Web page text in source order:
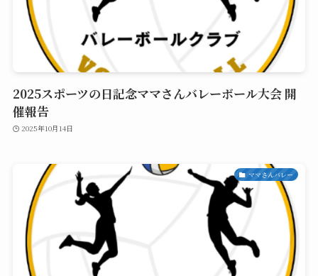
2025スポーツの日記念ママさんバレーボール大会 開
催報告
2025年10月14日
ママさんバレー